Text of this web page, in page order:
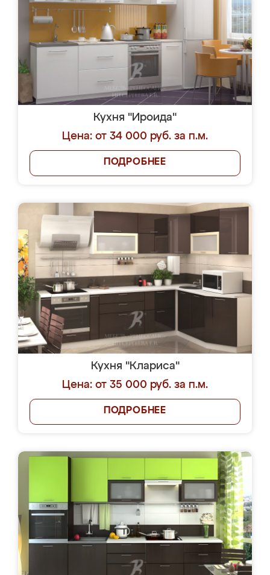
Кухня "Ироида"
Цена: от 34 000 руб. за п.м.
ПОДРОБНЕЕ
Кухня "Клариса"
Цена: от 35 000 руб. за п.м.
ПОДРОБНЕЕ